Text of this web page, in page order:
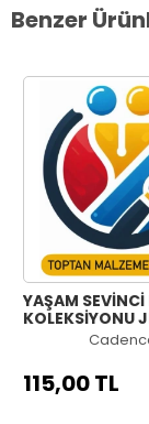
Benzer
YAŞAM SEVİNCİ
KOLEKSİYONU
115,00 TL